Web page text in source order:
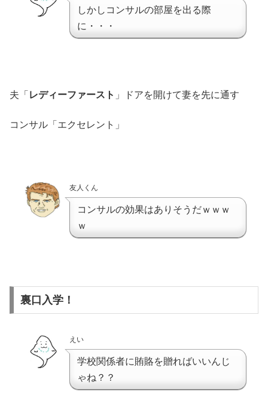
しかしコンサルの部屋を出る際
に・・・
夫「 レディーファースト 」ドアを開けて妻を先に通す
コンサル「エクセレント」
友人くん
コンサルの効果はありそうだｗｗｗ
ｗ
裏口入学！
えい
学校関係者に賄賂を贈ればいいんじ
ゃね？？